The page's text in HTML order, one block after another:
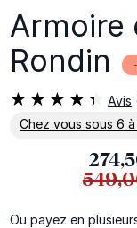
Armoire
Rondin
Avis
Chez vous sous 6
En savoir plus sur la
Ou payez en